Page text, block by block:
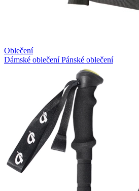
Oblečení
Dámské oblečeníPánské oblečení